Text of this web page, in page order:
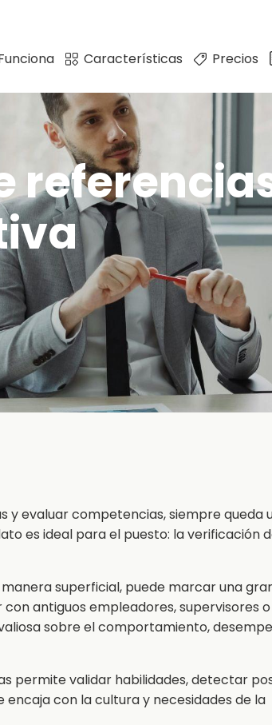
Características Precios
y evaluar competencias, siempre queda
es ideal para el puesto: la verificación
superficial, puede marcar una
antiguos empleadores, supervisores o
sobre el comportamiento,
permite validar habilidades, detectar
con la cultura y necesidades de la